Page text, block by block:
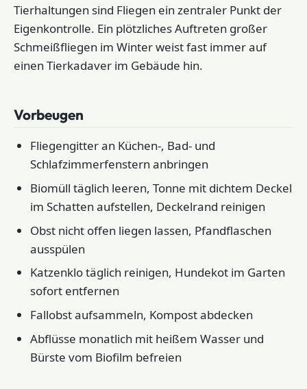
Tierhaltungen sind Fliegen ein zentraler Punkt der
Eigenkontrolle. Ein plötzliches Auftreten großer
Schmeißfliegen im Winter weist fast immer auf
einen Tierkadaver im Gebäude hin.
Vorbeugen
Fliegengitter an Küchen-, Bad- und
Schlafzimmerfenstern anbringen
Biomüll täglich leeren, Tonne mit dichtem Deckel
im Schatten aufstellen, Deckelrand reinigen
Obst nicht offen liegen lassen, Pfandflaschen
ausspülen
Katzenklo täglich reinigen, Hundekot im Garten
sofort entfernen
Fallobst aufsammeln, Kompost abdecken
Abflüsse monatlich mit heißem Wasser und
Bürste vom Biofilm befreien